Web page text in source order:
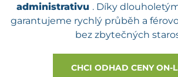
administrativu . Díky
garantujeme rychlý průběh a
bez zbytečných
CHCI ODHAD CENY ON-